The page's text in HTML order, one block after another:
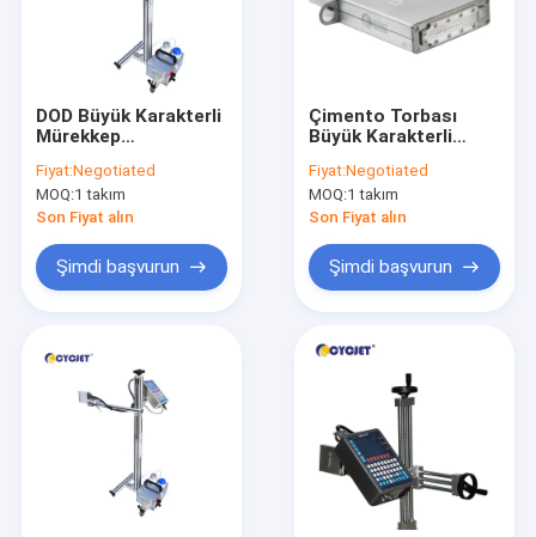
DOD Büyük Karakterli
Mürekkep
Fiyat:Negotiated
MOQ:1 takım
Son Fiyat alın
Şimdi başvurun
Çimento Torbası
Büyük Karakterli
Püskürtmeli Yazıcı
DOD D07L Toplu
Kodlama Makinesi
Fiyat:Negotiated
MOQ:1 takım
Son Fiyat alın
Şimdi başvurun